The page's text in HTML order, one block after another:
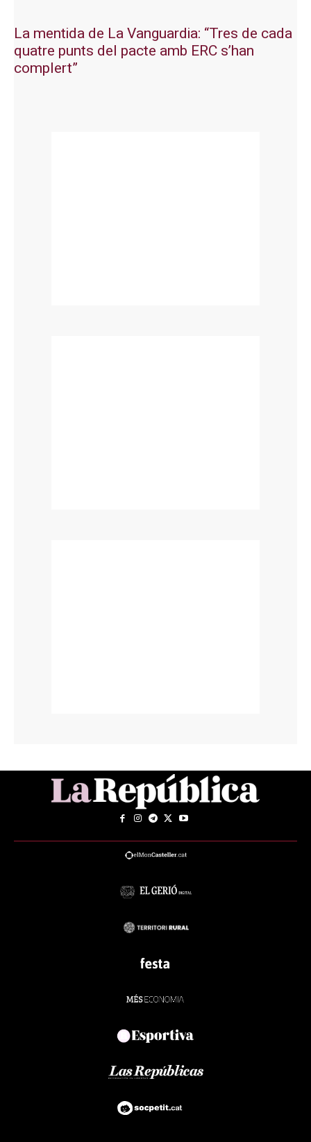
La mentida de La Vanguardia: “Tres de cada
quatre punts del pacte amb ERC s’han
complert”